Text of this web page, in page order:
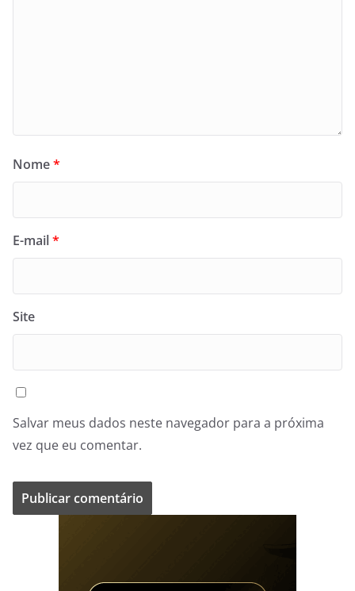
Nome*
E-mail*
Site
Salvar meus dados neste navegador para a próxima
vez que eu comentar.